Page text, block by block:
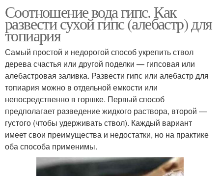
Соотношение вода гипс. Как
развести сухой гипс (алебастр) для
топиария
Самый простой и недорогой способ укрепить ствол
дерева счастья или другой поделки — гипсовая или
алебастровая заливка. Развести гипс или алебастр для
топиария можно в отдельной емкости или
непосредственно в горшке. Первый способ
предполагает разведение жидкого раствора, второй —
густого (чтобы удерживать ствол). Каждый вариант
имеет свои преимущества и недостатки, но на практике
оба способа применимы.